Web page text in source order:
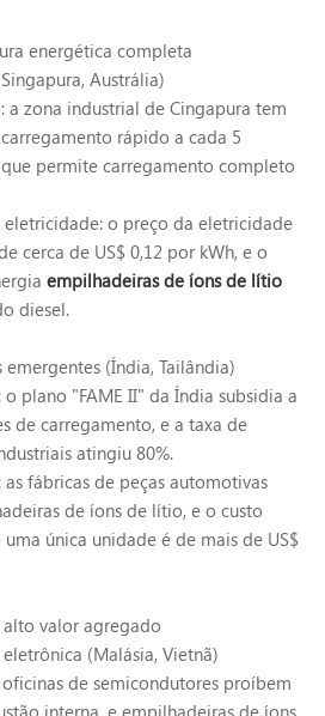
energética completa
Austrália)
a zona industrial de Cingapura tem
rápido a cada 5
permite carregamento completo
o preço da eletricidade
cerca de US$ 0,12 por kWh, e o
empilhadeiras de íons de lítio
diesel.
emergentes (Índia, Tailândia)
plano "FAME II" da Índia subsidia a
de carregamento, e a taxa de
atingiu 80%.
fábricas de peças automotivas
de íons de lítio, e o custo
única unidade é de mais de US$
alto valor agregado
(Malásia, Vietnã)
de semicondutores proíbem
interna, e empilhadeiras de íons